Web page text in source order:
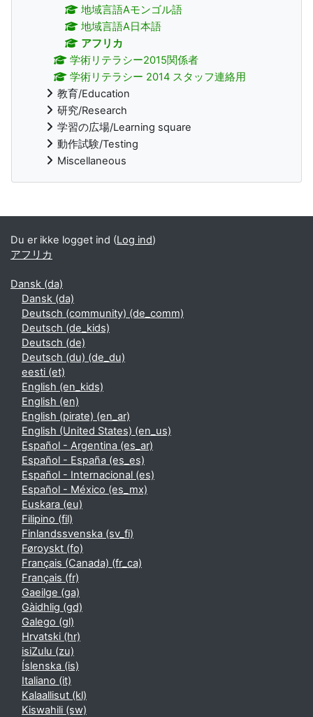
地域言語Aモンゴル語
地域言語A日本語
アフリカ
学術リテラシー2015関係者
学術リテラシー 2014 スタッフ連絡用
教育/Education
研究/Research
学習の広場/Learning square
動作試験/Testing
Miscellaneous
Supplerende blokke
Du er ikke logget ind (Log ind)
アフリカ
Dansk ‎(da)‎
Dansk ‎(da)‎
Deutsch (community) ‎(de_comm)‎
Deutsch ‎(de_kids)‎
Deutsch ‎(de)‎
Deutsch (du) ‎(de_du)‎
eesti ‎(et)‎
English ‎(en_kids)‎
English ‎(en)‎
English (pirate) ‎(en_ar)‎
English (United States) ‎(en_us)‎
Español - Argentina ‎(es_ar)‎
Español - España ‎(es_es)‎
Español - Internacional ‎(es)‎
Español - México ‎(es_mx)‎
Euskara ‎(eu)‎
Filipino ‎(fil)‎
Finlandssvenska ‎(sv_fi)‎
Føroyskt ‎(fo)‎
Français (Canada) ‎(fr_ca)‎
Français ‎(fr)‎
Gaeilge ‎(ga)‎
Gàidhlig ‎(gd)‎
Galego ‎(gl)‎
Hrvatski ‎(hr)‎
isiZulu ‎(zu)‎
Íslenska ‎(is)‎
Italiano ‎(it)‎
Kalaallisut ‎(kl)‎
Kiswahili ‎(sw)‎